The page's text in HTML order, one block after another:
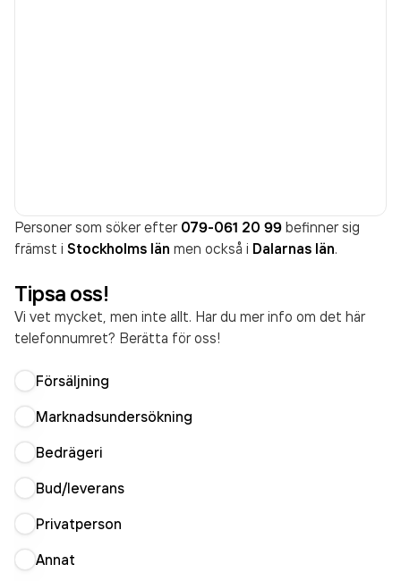
Personer som söker efter 079-061 20 99 befinner sig
främst i Stockholms län men också i Dalarnas län.
Tipsa oss!
Vi vet mycket, men inte allt. Har du mer info om det här
telefonnumret? Berätta för oss!
Försäljning
Marknadsundersökning
Bedrägeri
Bud/leverans
Privatperson
Annat